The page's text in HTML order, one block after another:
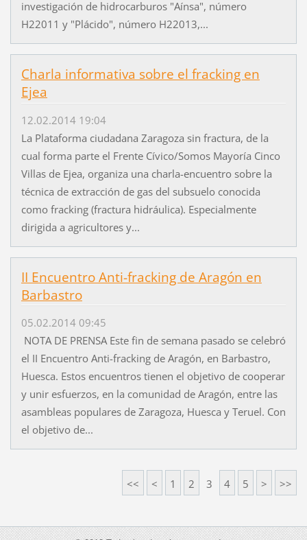
investigación de hidrocarburos "Aínsa", número
H22011 y "Plácido", número H22013,...
Charla informativa sobre el fracking en
Ejea
12.02.2014 19:04
La Plataforma ciudadana Zaragoza sin fractura, de la
cual forma parte el Frente Cívico/Somos Mayoría Cinco
Villas de Ejea, organiza una charla-encuentro sobre la
técnica de extracción de gas del subsuelo conocida
como fracking (fractura hidráulica). Especialmente
dirigida a agricultores y...
II Encuentro Anti-fracking de Aragón en
Barbastro
05.02.2014 09:45
NOTA DE PRENSA Este fin de semana pasado se celebró
el II Encuentro Anti-fracking de Aragón, en Barbastro,
Huesca. Estos encuentros tienen el objetivo de cooperar
y unir esfuerzos, en la comunidad de Aragón, entre las
asambleas populares de Zaragoza, Huesca y Teruel. Con
el objetivo de...
<< < 1 2 3 4 5 > >>